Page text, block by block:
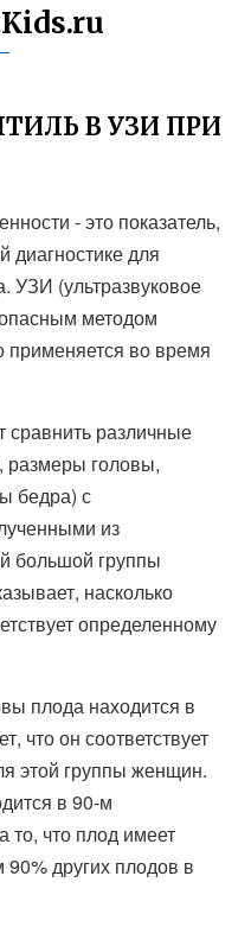
В УЗИ ПРИ
- это показатель,
диагностике для
УЗИ (ультразвуковое
методом
применяется во время
сравнить различные
размеры головы,
бедра) с
из
большой группы
насколько
определенному
плода находится в
что он соответствует
этой группы женщин.
в 90-м
то, что плод имеет
других плодов в